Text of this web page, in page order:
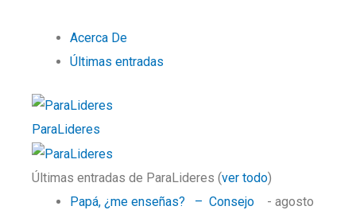
Acerca De
Últimas entradas
ParaLideres
Últimas entradas de ParaLideres (ver todo)
Papá, ¿me enseñas? – Consejo
- agosto